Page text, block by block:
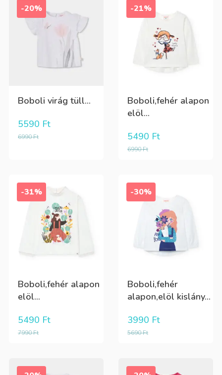
-20%
Boboli virág tüll...
6990Ft
5590 Ft
-21%
Boboli,fehér alapon
elöl...
6990Ft
5490 Ft
-31%
Boboli,fehér alapon
elöl...
7990Ft
5490 Ft
-30%
Boboli,fehér
alapon,elöl kislány...
5690Ft
3990 Ft